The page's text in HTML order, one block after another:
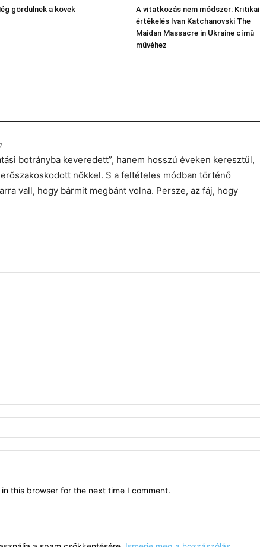
gördülnek a kövek
A vitatkozás nem módszer: Kritikai
értékelés Ivan Katchanovski The
Maidan Massacre in Ukraine című
művéhez
botrányba keveredett”, hanem hosszú éveken keresztül,
nőkkel. S a feltételes módban történő
vall, hogy bármit megbánt volna. Persze, az fáj, hogy
this browser for the next time I comment.